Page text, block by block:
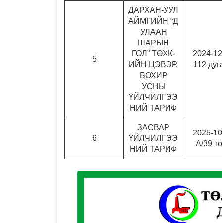
5
ДАРХАН-УУЛ
АЙМГИЙН “Д
УЛААН
ШАРЫН
ГОЛ” ТӨХК-
ИЙН ЦЭВЭР,
БОХИР
УСНЫ
ҮЙЛЧИЛГЭЭ
НИЙ ТАРИФ
2024-
112
6
ЗАСВАР
ҮЙЛЧИЛГЭЭ
НИЙ ТАРИФ
2025-
А/39